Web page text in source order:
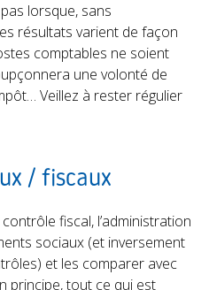
lorsque, sans
résultats varient de façon
comptables ne soient
une volonté de
Veillez à rester régulier
/ fiscaux
fiscal, l’administration
sociaux (et inversement
et les comparer avec
principe, tout ce qui est